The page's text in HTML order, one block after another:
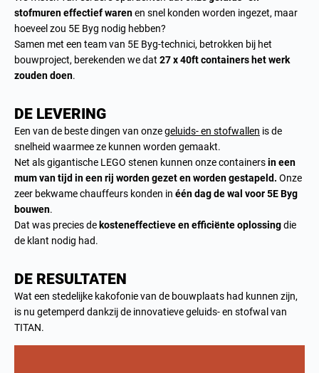
stofmuren effectief warenen snel konden worden ingezet, maar
hoeveel zou 5E Byg nodig hebben?
Samen met een team van 5E Byg-technici, betrokken bij het
bouwproject, berekenden we dat 27 x 40ft containers het werk
zouden doen.
DE LEVERING
Een van de beste dingen van onzegeluids- en stofwallen is de
snelheid waarmee ze kunnen worden gemaakt.
Net als gigantische LEGO stenen kunnen onze containersin een
mum van tijd in een rij worden gezet en worden gestapeld. Onze
zeer bekwame chauffeurs konden in één dag de wal voor 5E Byg
bouwen.
Dat was precies de kosteneffectieve en efficiënte oplossingdie
de klant nodig had.
DE RESULTATEN
Wat een stedelijke kakofonie van de bouwplaats had kunnen zijn,
is nu getemperd dankzij de innovatieve geluids- en stofwal van
TITAN.